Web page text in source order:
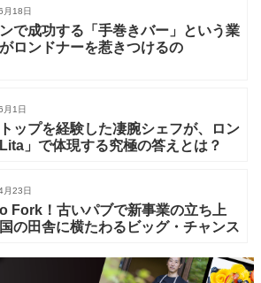
月18日
で成功する「手巻きバー」という業
ロンドナーを惹きつけるの
月1日
ップを経験した凄腕シェフが、ロン
Lita」で体現する究極の答えとは？
月23日
Fork！古いパブで新事業の立ち上
の田舎に横たわるビッグ・チャンス